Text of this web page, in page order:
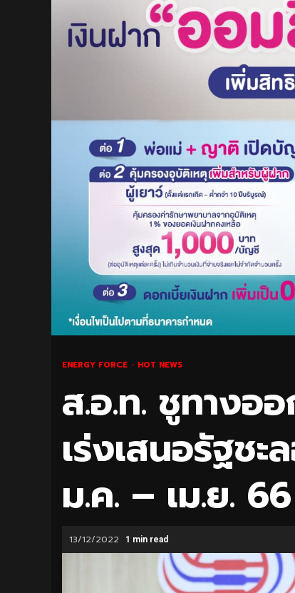
ENERGY FORCE HOT NEWS
ส.อ.ท. ชูทางอ
เร่งเสนอรัฐช
ม.ค. – เม.ย. 66
13/12/2022 1 min read